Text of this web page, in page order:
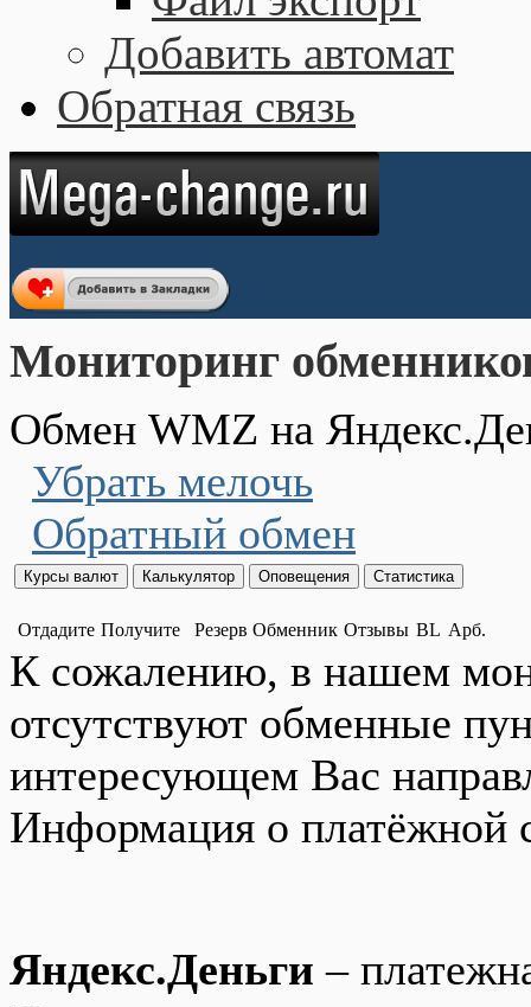
Добавить автомат
Обратная связь
Мониторинг
Обмен WMZ на
Убрать мелочь
Обратный обмен
Отдадите Получите Резерв Обменник Отзывы BL Арб.
К сожалению, в нашем
отсутствуют обменные
интересующем Вас
Информация о платёжной
Яндекс.Деньги –